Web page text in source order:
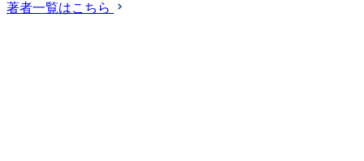
著者一覧はこちら